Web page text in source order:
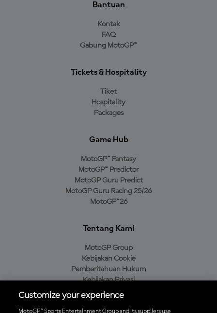
Bantuan
Kontak
FAQ
Gabung MotoGP™
Tickets & Hospitality
Tiket
Hospitality
Packages
Game Hub
MotoGP™ Fantasy
MotoGP™ Predictor
MotoGP Guru Predict
MotoGP Guru Racing 25/26
MotoGP™26
Tentang Kami
MotoGP Group
Kebijakan Cookie
Pemberitahuan Hukum
Kebijakan Privasi
Kebijakan Pembelian
Customize your experience
MotoGP™ Sports Entertainment Group and its suppliers use